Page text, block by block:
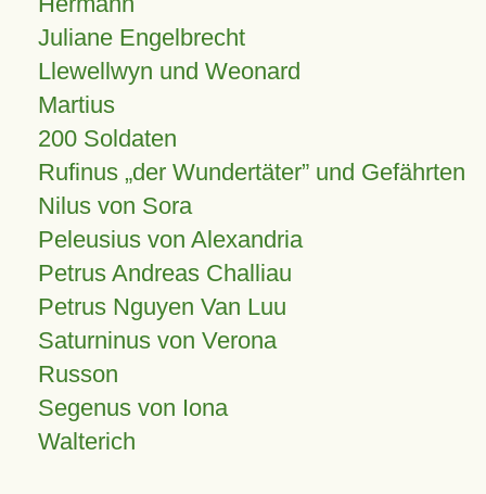
Juliane Engelbrecht
Llewellwyn und Weonard
Martius
200 Soldaten
Rufinus „der Wundertäter” und Gefährten
Nilus von Sora
Peleusius von Alexandria
Petrus Andreas Challiau
Petrus Nguyen Van Luu
Saturninus von Verona
Russon
Segenus von Iona
Walterich